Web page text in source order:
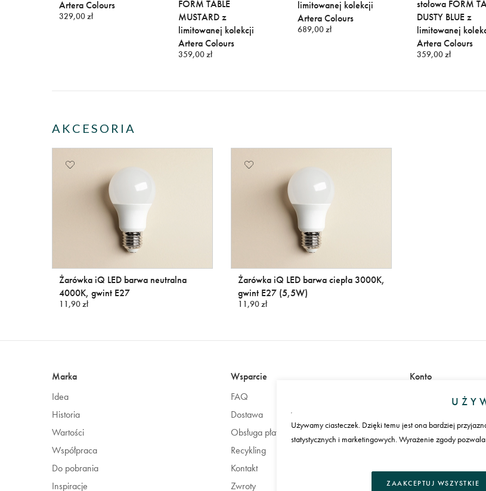
Artera Colours
329,00 zł
FORM TABLE
MUSTARD z
limitowanej kolekcji
Artera Colours
359,00 zł
limitowanej kolekcji
Artera Colours
689,00 zł
stołowa FORM
DUSTY BLUE z
limitowanej
Artera Colours
359,00 zł
AKCESORIA
Żarówka iQ LED barwa neutralna
4000K, gwint E27
11,90 zł
Żarówka iQ LED barwa ciepła 3000K,
gwint E27 (5,5W)
11,90 zł
Marka
Idea
Historia
Wartości
Współpraca
Do pobrania
Inspiracje
Wsparcie
FAQ
Dostawa
Obsługa płatności
Recykling
Kontakt
Zwroty
Konto
Używamy ciasteczek. Dzięki temu jest ona bardziej
statystycznych i marketingowych. Wyrażenie zgody
ZAAKCEPTUJ WSZYSTKIE